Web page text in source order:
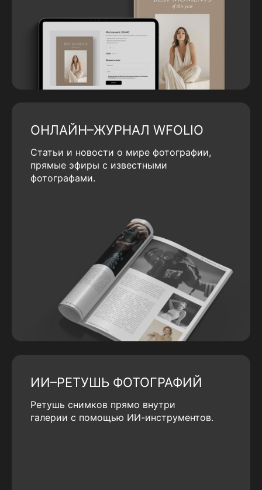
ОНЛАЙН–ЖУРНАЛ WFOLIO
Статьи и новости о мире фотографии,
прямые эфиры с известными
фотографами.
ИИ–РЕТУШЬ ФОТОГРАФИЙ
Ретушь снимков прямо внутри
галерии с помощью ИИ-инструментов.